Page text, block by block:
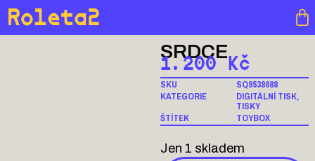
Roleta2
SRDCE
1.200 Kč
SKU
SQ9538688
KATEGORIE
DIGITÁLNÍ TISK,
TISKY
ŠTÍTEK
TOYBOX
Jen 1 skladem